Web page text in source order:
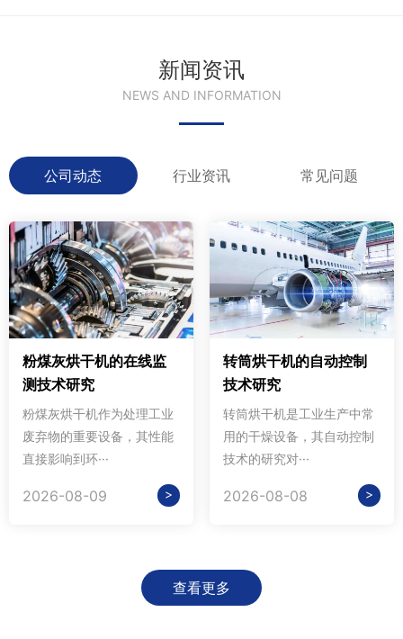
新闻资讯
NEWS AND INFORMATION
公司动态 行业资讯 常见问题
粉煤灰烘干机的在线监
测技术研究
粉煤灰烘干机作为处理工业
废弃物的重要设备，其性能
直接影响到环···
2026-08-09 >
转筒烘干机的自动控制
技术研究
转筒烘干机是工业生产中常
用的干燥设备，其自动控制
技术的研究对···
2026-08-08 >
查看更多